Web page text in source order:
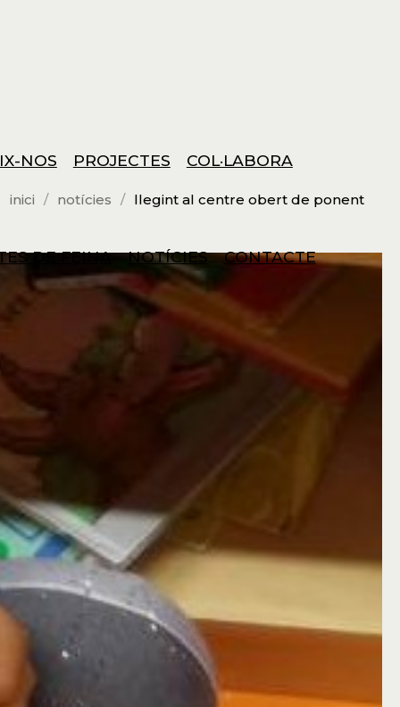
NOS PROJECTES COL·LABORA
DE FEINA NOTÍCIES CONTACTE
inici notícies llegint al centre obert de ponent